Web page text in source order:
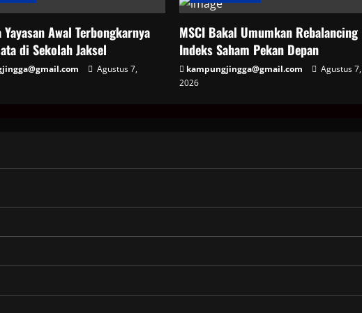
Yayasan Awal Terbongkarnya
di Sekolah Jaksel
Agustus 7,
MSCI Bakal Umumkan Rebalancing
Indeks Saham Pekan Depan
kampungjingga@gmail.com
Agustus 7,
2026